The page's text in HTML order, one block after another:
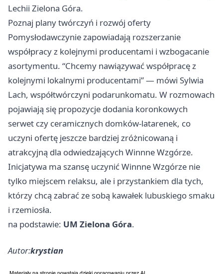
Lechii Zielona Góra.
Poznaj plany twórczyń i rozwój oferty
Pomysłodawczynie zapowiadają rozszerzanie
współpracy z kolejnymi producentami i wzbogacanie
asortymentu. “Chcemy nawiązywać współpracę z
kolejnymi lokalnymi producentami” — mówi Sylwia
Lach, współtwórczyni podarunkomatu. W rozmowach
pojawiają się propozycje dodania koronkowych
serwet czy ceramicznych domków-latarenek, co
uczyni ofertę jeszcze bardziej zróżnicowaną i
atrakcyjną dla odwiedzających Winnne Wzgórze.
Inicjatywa ma szansę uczynić Winnne Wzgórze nie
tylko miejscem relaksu, ale i przystankiem dla tych,
którzy chcą zabrać ze sobą kawałek lubuskiego smaku
i rzemiosła.
na podstawie: UM Zielona Góra.
Autor:krystian